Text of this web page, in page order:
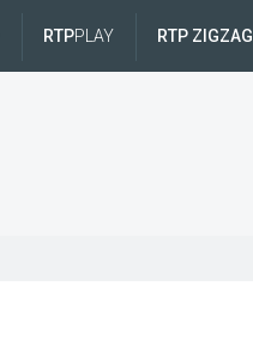
RTPPLAY RTP ZIGZAG